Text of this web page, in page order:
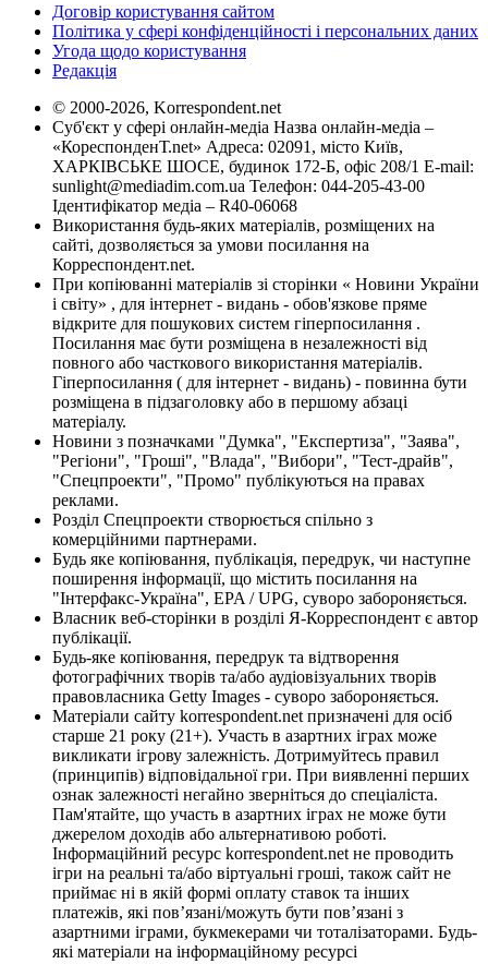
Договір користування сайтом
Політика у сфері конфіденційності і персональних даних
Угода щодо користування
Редакція
© 2000-2026, Korrespondent.net
Суб'єкт у сфері онлайн-медіа Назва онлайн-медіа –
«КореспонденТ.net» Адреса: 02091, місто Київ,
ХАРКІВСЬКЕ ШОСЕ, будинок 172-Б, офіс 208/1 E-mail:
sunlight@mediadim.com.ua Телефон: 044-205-43-00
Ідентифікатор медіа – R40-06068
Використання будь-яких матеріалів, розміщених на
сайті, дозволяється за умови посилання на
Корреспондент.net.
При копіюванні матеріалів зі сторінки « Новини України
і світу» , для інтернет - видань - обов'язкове пряме
відкрите для пошукових систем гіперпосилання .
Посилання має бути розміщена в незалежності від
повного або часткового використання матеріалів.
Гіперпосилання ( для інтернет - видань) - повинна бути
розміщена в підзаголовку або в першому абзаці
матеріалу.
Новини з позначками "Думка", "Експертиза", "Заява",
"Регіони", "Гроші", "Влада", "Вибори", "Тест-драйв",
"Спецпроекти", "Промо" публікуються на правах
реклами.
Розділ Спецпроекти створюється спільно з
комерційними партнерами.
Будь яке копіювання, публікація, передрук, чи наступне
поширення інформації, що містить посилання на
"Інтерфакс-Україна", EPA / UPG, суворо забороняється.
Власник веб-сторінки в розділі Я-Корреспондент є автор
публікації.
Будь-яке копіювання, передрук та відтворення
фотографічних творів та/або аудіовізуальних творів
правовласника Getty Images - суворо забороняється.
Матеріали сайту korrespondent.net призначені для осіб
старше 21 року (21+). Участь в азартних іграх може
викликати ігрову залежність. Дотримуйтесь правил
(принципів) відповідальної гри. При виявленні перших
ознак залежності негайно зверніться до спеціаліста.
Пам'ятайте, що участь в азартних іграх не може бути
джерелом доходів або альтернативою роботі.
Інформаційний ресурс korrespondent.net не проводить
ігри на реальні та/або віртуальні гроші, також сайт не
приймає ні в якій формі оплату ставок та інших
платежів, які пов’язані/можуть бути пов’язані з
азартними іграми, букмекерами чи тоталізаторами. Будь-
які матеріали на інформаційному ресурсі